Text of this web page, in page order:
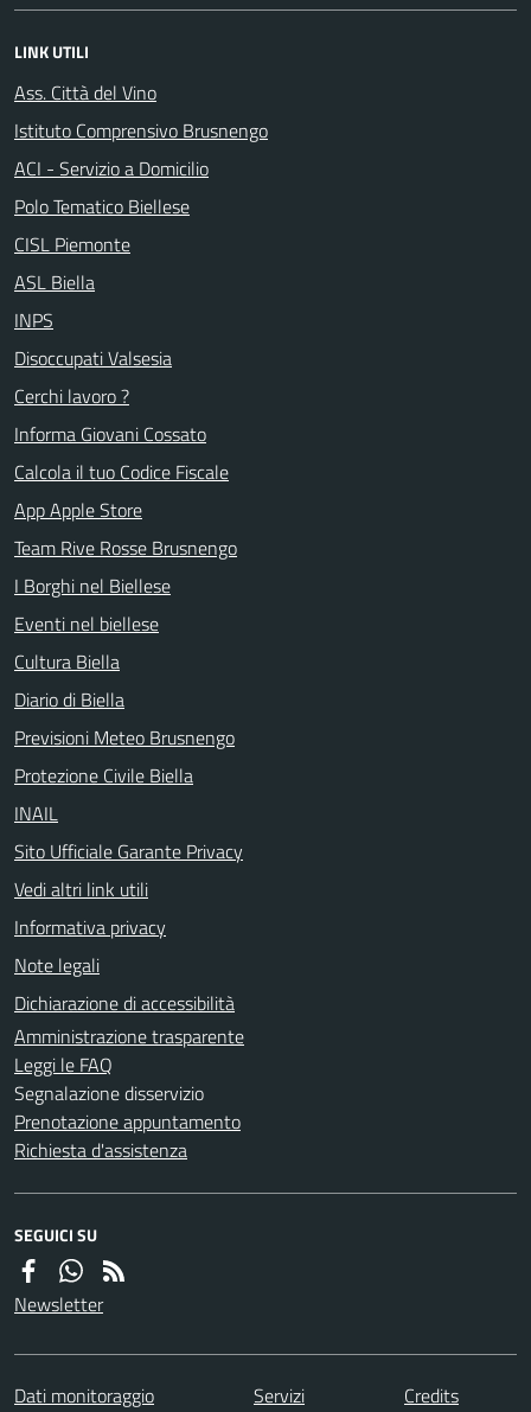
LINK UTILI
Ass. Città del Vino
Istituto Comprensivo Brusnengo
ACI - Servizio a Domicilio
Polo Tematico Biellese
CISL Piemonte
ASL Biella
INPS
Disoccupati Valsesia
Cerchi lavoro ?
Informa Giovani Cossato
Calcola il tuo Codice Fiscale
App Apple Store
Team Rive Rosse Brusnengo
I Borghi nel Biellese
Eventi nel biellese
Cultura Biella
Diario di Biella
Previsioni Meteo Brusnengo
Protezione Civile Biella
INAIL
Sito Ufficiale Garante Privacy
Vedi altri link utili
Informativa privacy
Note legali
Dichiarazione di accessibilità
Amministrazione trasparente
Leggi le FAQ
Segnalazione disservizio
Prenotazione appuntamento
Richiesta d'assistenza
SEGUICI SU
Newsletter
Dati monitoraggio Servizi
Credits